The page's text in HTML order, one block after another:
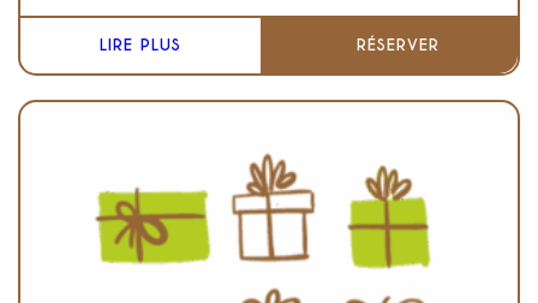
LIRE PLUS RÉSERVER